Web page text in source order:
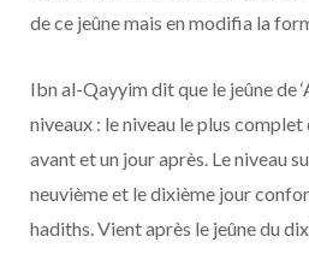
de ce jeûne mais en modifia la
Ibn al-Qayyim dit que le jeûne de
niveaux : le niveau le plus
avant et un jour après. Le niveau
neuvième et le dixième jour
hadiths. Vient après le jeûne du